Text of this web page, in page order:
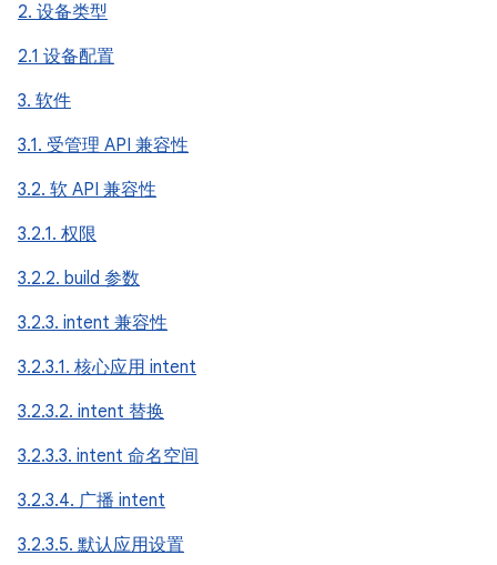
2. 设备类型
2.1 设备配置
3. 软件
3.1. 受管理 API 兼容性
3.2. 软 API 兼容性
3.2.1. 权限
3.2.2. build 参数
3.2.3. intent 兼容性
3.2.3.1. 核心应用 intent
3.2.3.2. intent 替换
3.2.3.3. intent 命名空间
3.2.3.4. 广播 intent
3.2.3.5. 默认应用设置